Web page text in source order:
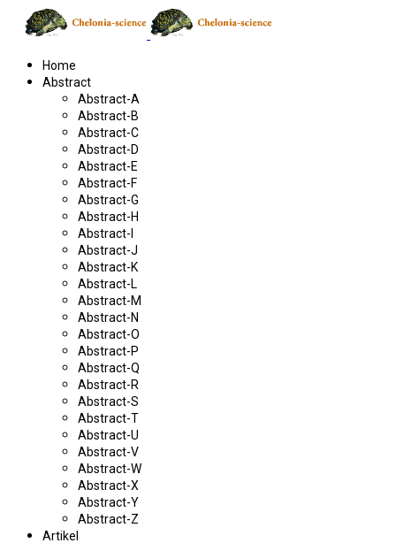
Home
Abstract
Abstract-A
Abstract-B
Abstract-C
Abstract-D
Abstract-E
Abstract-F
Abstract-G
Abstract-H
Abstract-I
Abstract-J
Abstract-K
Abstract-L
Abstract-M
Abstract-N
Abstract-O
Abstract-P
Abstract-Q
Abstract-R
Abstract-S
Abstract-T
Abstract-U
Abstract-V
Abstract-W
Abstract-X
Abstract-Y
Abstract-Z
Artikel